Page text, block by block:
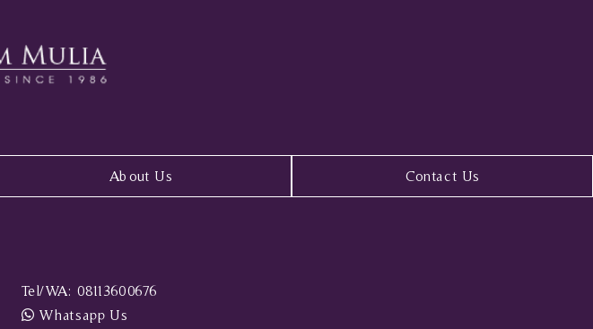
About Us Contact Us
Tel/WA: 08113600676
Whatsapp Us